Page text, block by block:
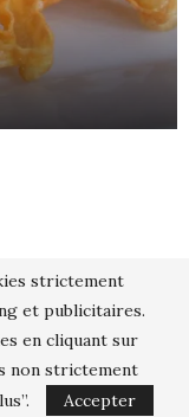
strictement
et publicitaires.
en cliquant sur
non strictement
Accepter